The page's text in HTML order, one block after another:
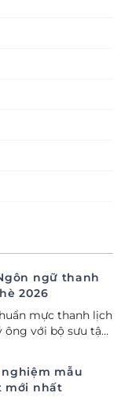
ngữ thanh
2026
mực thanh lịch
ông với bộ sưu tập
mẫu
mới nhất